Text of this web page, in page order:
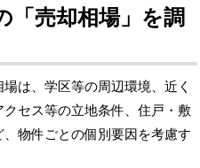
「売却相場」を調
は、学区等の周辺環境、近く
セス等の立地条件、住戸・敷
物件ごとの個別要因を考慮す